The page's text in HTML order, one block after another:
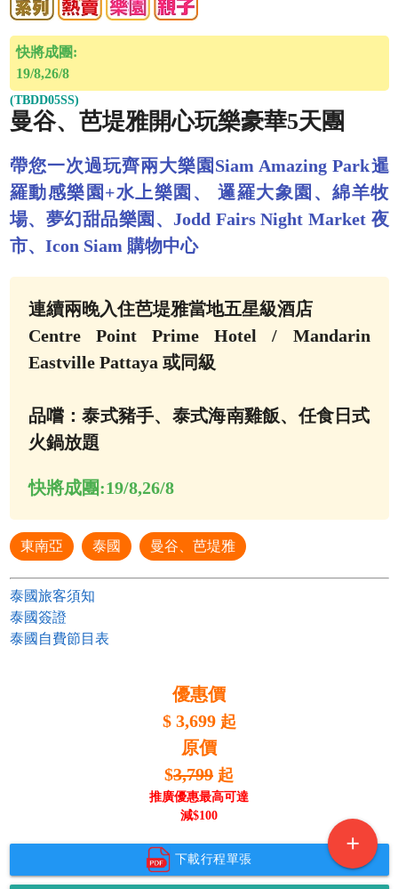
快將成團:
19/8,26/8
(TBDD05SS)
曼谷、芭堤雅開心玩樂豪華5天團
帶您一次過玩齊兩大樂園Siam Amazing Park暹
羅動感樂園+水上樂園、 邏羅大象園、綿羊牧
場、夢幻甜品樂園、Jodd Fairs Night Market 夜
市、Icon Siam 購物中心
連續兩晚入住芭堤雅當地五星級酒店
Centre Point Prime Hotel / Mandarin
Eastville Pattaya 或同級
品嚐：泰式豬手、泰式海南雞飯、任食日式
火鍋放題
快將成團:19/8,26/8
東南亞 泰國 曼谷、芭堤雅
泰國旅客須知
泰國簽證
泰國自費節目表
優惠價
$ 3,699 起
原價
$3,799 起
推廣優惠最高可達
減$100
下載行程單張
add